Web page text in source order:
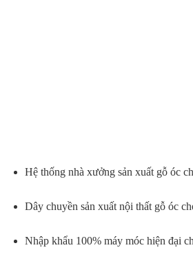
Hệ thống nhà xưởng sản xuất gỗ óc
Dây chuyền sản xuất nội thất gỗ óc
Nhập khẩu 100% máy móc hiện đại